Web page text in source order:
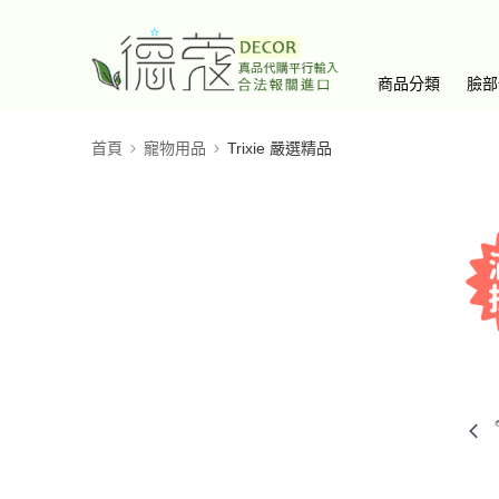
商品分類 臉
首頁 寵物用品 Trixie 嚴選精品